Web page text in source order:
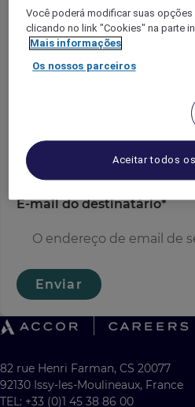
e-mail do remetente
E-mail do destinatário*
Enviar
82 rue Henri Farman, CS 20077
92130 Issy-les-Moulineaux, France
TEL: +33 (0)1 45 38 86 00
Você poderá modificar suas opções
clicando no link "Cookies" na parte
Mais informações
Os nossos parceiros
Aceitar todos